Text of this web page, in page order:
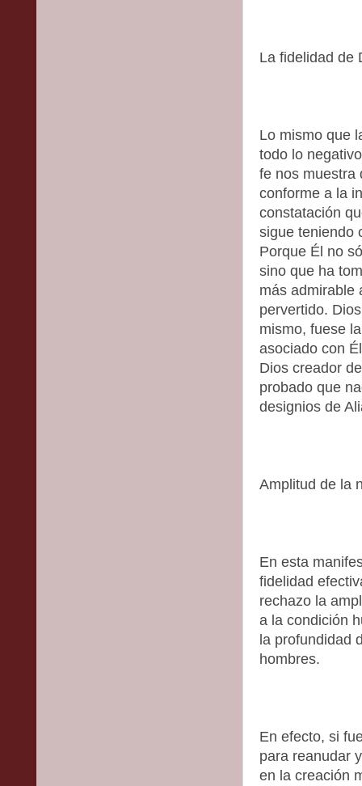
La fidelidad de
Lo mismo que
todo lo
fe nos muestra
conforme a la
constatación
sigue teniendo
Porque Él no
sino que ha
más admirable
pervertido.
mismo, fuese
asociado con
Dios creador
probado que
designios de
Amplitud de la
En esta
fidelidad
rechazo la
a la condición
la profundidad
hombres.
En efecto, si
para reanudar
en la creación